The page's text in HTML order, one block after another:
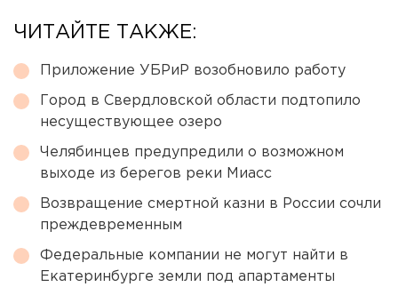
ЧИТАЙТЕ ТАКЖЕ:
Приложение УБРиР возобновило работу
Город в Свердловской области подтопило
несуществующее озеро
Челябинцев предупредили о возможном
выходе из берегов реки Миасс
Возвращение смертной казни в России сочли
преждевременным
Федеральные компании не могут найти в
Екатеринбурге земли под апартаменты